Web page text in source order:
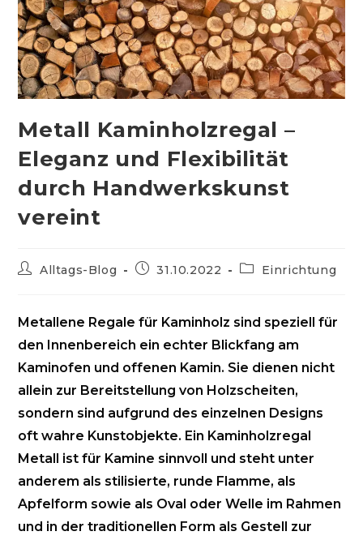
Metall Kaminholzregal –
Eleganz und Flexibilität
durch Handwerkskunst
vereint
Beitrags-
Alltags-Blog
Beitrag31.10.2022
Beitrags-
Einrichtung
Metallene Regale für Kaminholz sind speziell für
den Innenbereich ein echter Blickfang am
Kaminofen und offenen Kamin. Sie dienen nicht
allein zur Bereitstellung von Holzscheiten,
sondern sind aufgrund des einzelnen Designs
oft wahre Kunstobjekte. Ein Kaminholzregal
Metall ist für Kamine sinnvoll und steht unter
anderem als stilisierte, runde Flamme, als
Apfelform sowie als Oval oder Welle im Rahmen
und in der traditionellen Form als Gestell zur